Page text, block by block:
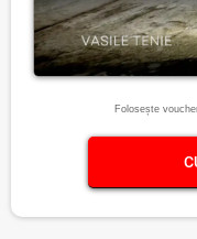
Folosește